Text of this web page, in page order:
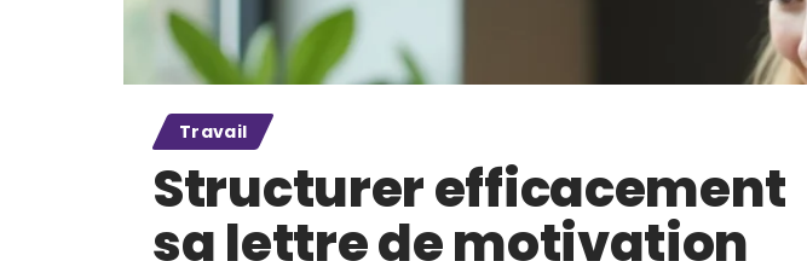
Travail
Structurer efficacement
sa lettre de motivation